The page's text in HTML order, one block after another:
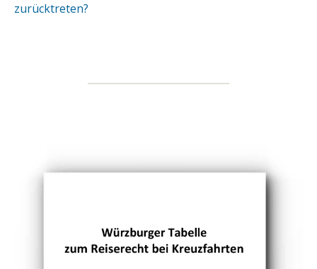
zurücktreten?